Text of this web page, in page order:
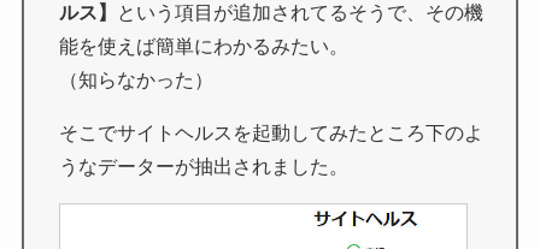
ルス】
という項目が追加されてるそうで、その機
能を使えば簡単にわかるみたい。
（知らなかった）
そこでサイトヘルスを起動してみたところ下のよ
うなデーターが抽出されました。